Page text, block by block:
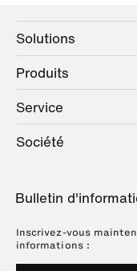
Solutions
Care
Public
Hotel
Produits
Sanitaire
Quincaillerie
Expositions
Service
Offre de services
Brochures et
Downloads
Société
Références
Presse
Dates des salons
Bulletin
Inscrivez-vous
informations :